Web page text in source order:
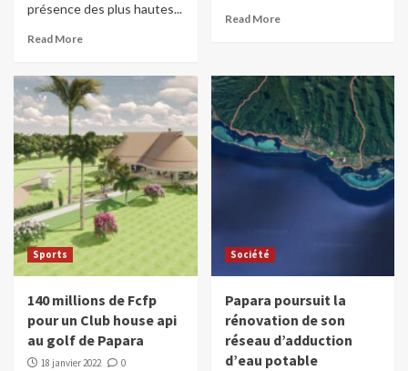
présence des plus hautes...
Read More
Read More
Sports
140 millions de Fcfp
pour un Club house api
au golf de Papara
18 janvier 2022 0
Société
Papara poursuit la
rénovation de son
réseau d’adduction
d’eau potable